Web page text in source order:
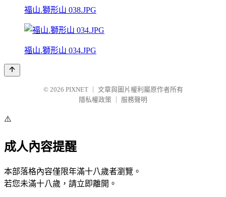
福山.獅形山 038.JPG
福山.獅形山 034.JPG
© 2026 PIXNET
文章與圖片權利屬原作者所有
隱私權政策
服務聲明
⚠️
成人內容提醒
本部落格內容僅限年滿十八歲者瀏覽。
若您未滿十八歲，請立即離開。